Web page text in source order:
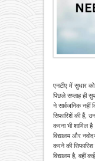
एनटीए में सुधार
पिछले सप्ताह ही
ने सार्वजनिक
सिफारिशें की हैं,
करना भी शामिल
विद्यालय और
करने की
विद्यालय है, वहीं